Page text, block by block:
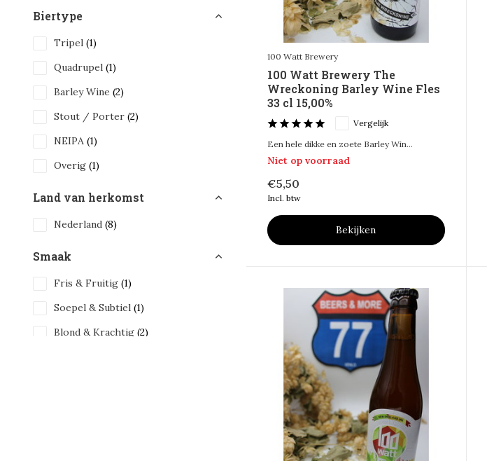
Biertype
Tripel (1)
Quadrupel (1)
Barley Wine (2)
Stout / Porter (2)
NEIPA (1)
Overig (1)
Land van herkomst
Nederland (8)
Smaak
Fris & Fruitig (1)
Soepel & Subtiel (1)
Blond & Krachtig (2)
100 Watt Brewery
100 Watt Brewery The
Wreckoning Barley Wine Fles
33 cl 15,00%
Vergelijk
Een hele dikke en zoete Barley Win...
Niet op voorraad
€5,50
Incl. btw
Bekijken